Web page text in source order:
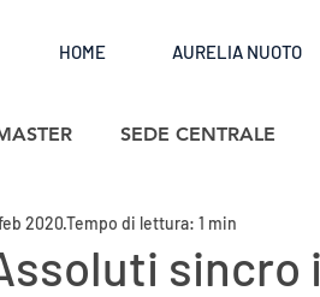
HOME AURELIA NUOTO
SEDE CENTRALE
sincro
2020Tempo di lettura: 1 min